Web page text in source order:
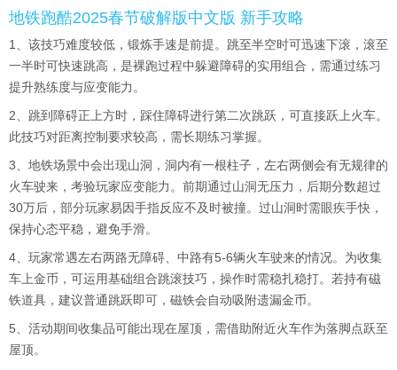
地铁跑酷2025春节破解版中文版 新手攻略
1、该技巧难度较低，锻炼手速是前提。跳至半空时可迅速下滚，滚至
一半时可快速跳高，是裸跑过程中躲避障碍的实用组合，需通过练习
提升熟练度与应变能力。
2、跳到障碍正上方时，踩住障碍进行第二次跳跃，可直接跃上火车。
此技巧对距离控制要求较高，需长期练习掌握。
3、地铁场景中会出现山洞，洞内有一根柱子，左右两侧会有无规律的
火车驶来，考验玩家应变能力。前期通过山洞无压力，后期分数超过
30万后，部分玩家易因手指反应不及时被撞。过山洞时需眼疾手快，
保持心态平稳，避免手滑。
4、玩家常遇左右两路无障碍、中路有5-6辆火车驶来的情况。为收集
车上金币，可运用基础组合跳滚技巧，操作时需稳扎稳打。若持有磁
铁道具，建议普通跳跃即可，磁铁会自动吸附遗漏金币。
5、活动期间收集品可能出现在屋顶，需借助附近火车作为落脚点跃至
屋顶。